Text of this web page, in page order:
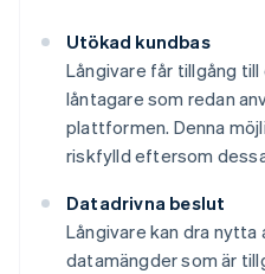
Utökad kundbas
Långivare får tillgång
låntagare som redan
plattformen. Denna
riskfylld eftersom
Datadrivna beslut
Långivare kan dra
datamängder som är